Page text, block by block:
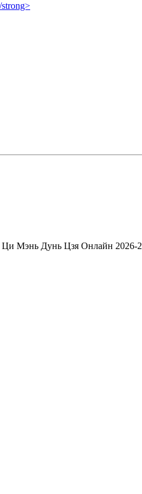
Ци Мэнь Дунь Цзя Онлайн 2026-2